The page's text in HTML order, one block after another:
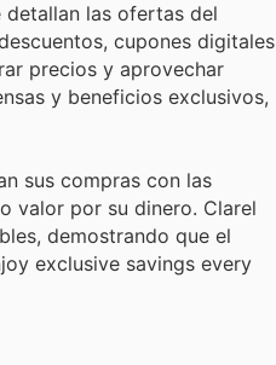
las ofertas del
cupones digitales
precios y aprovechar
y beneficios exclusivos,
sus compras con las
valor por su dinero. Clarel
demostrando que el
exclusive savings every